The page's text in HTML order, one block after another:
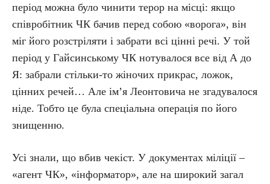
період можна було чинити терор на місці: якщо
співробітник ЧК бачив перед собою «ворога», він
міг його розстріляти і забрати всі цінні речі. У той
період у Гайсинському ЧК нотувалося все від А до
Я: забрали стільки-то жіночих прикрас, ложок,
цінних речей… Але ім’я Леонтовича не згадувалося
ніде. Тобто це була спеціальна операція по його
знищенню.
Усі знали, що вбив чекіст. У документах міліції –
«агент ЧК», «інформатор», але на широкий загал